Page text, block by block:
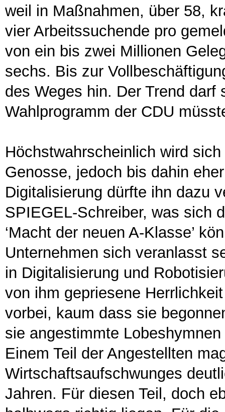
weil in Maßnahmen, über 58,
vier Arbeitssuchende pro
von ein bis zwei Millionen
sechs. Bis zur
des Weges hin. Der Trend
Wahlprogramm der CDU
Höchstwahrscheinlich wird
Genosse, jedoch bis dahin
Digitalisierung dürfte ihn dazu
SPIEGEL-Schreiber, was sich
‘Macht der neuen A-Klasse’
Unternehmen sich veranlasst
in Digitalisierung und
von ihm gepriesene
vorbei, kaum dass sie
sie angestimmte
Einem Teil der Angestellten
Wirtschaftsaufschwunges
Jahren. Für diesen Teil, doch